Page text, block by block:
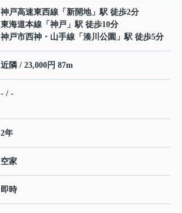
神戸高速東西線 「 新開地」駅 徒歩2分
東海道本線 「 神戸 」駅 徒歩10分
神戸市西神・山手線 「 湊川公園 」駅 徒歩5分
近隣 / 23,000円 87m
- / -
2年
空家
即時